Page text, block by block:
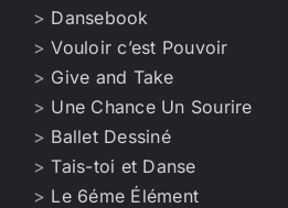
> Dansebook
>Vouloir c’est Pouvoir
> Give and Take
> Une Chance Un Sourire
> Ballet Dessiné
>Tais-toi et Danse
> Le 6éme Élément